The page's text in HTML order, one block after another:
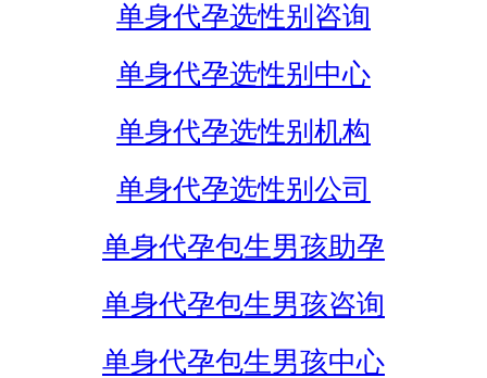
单身代孕选性别咨询
单身代孕选性别中心
单身代孕选性别机构
单身代孕选性别公司
单身代孕包生男孩助孕
单身代孕包生男孩咨询
单身代孕包生男孩中心